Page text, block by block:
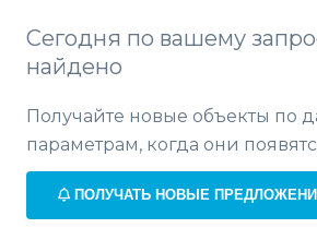
Сегодня по вашему
найдено
Получайте новые объекты по
параметрам, когда они
ПОЛУЧАТЬ НОВЫЕ